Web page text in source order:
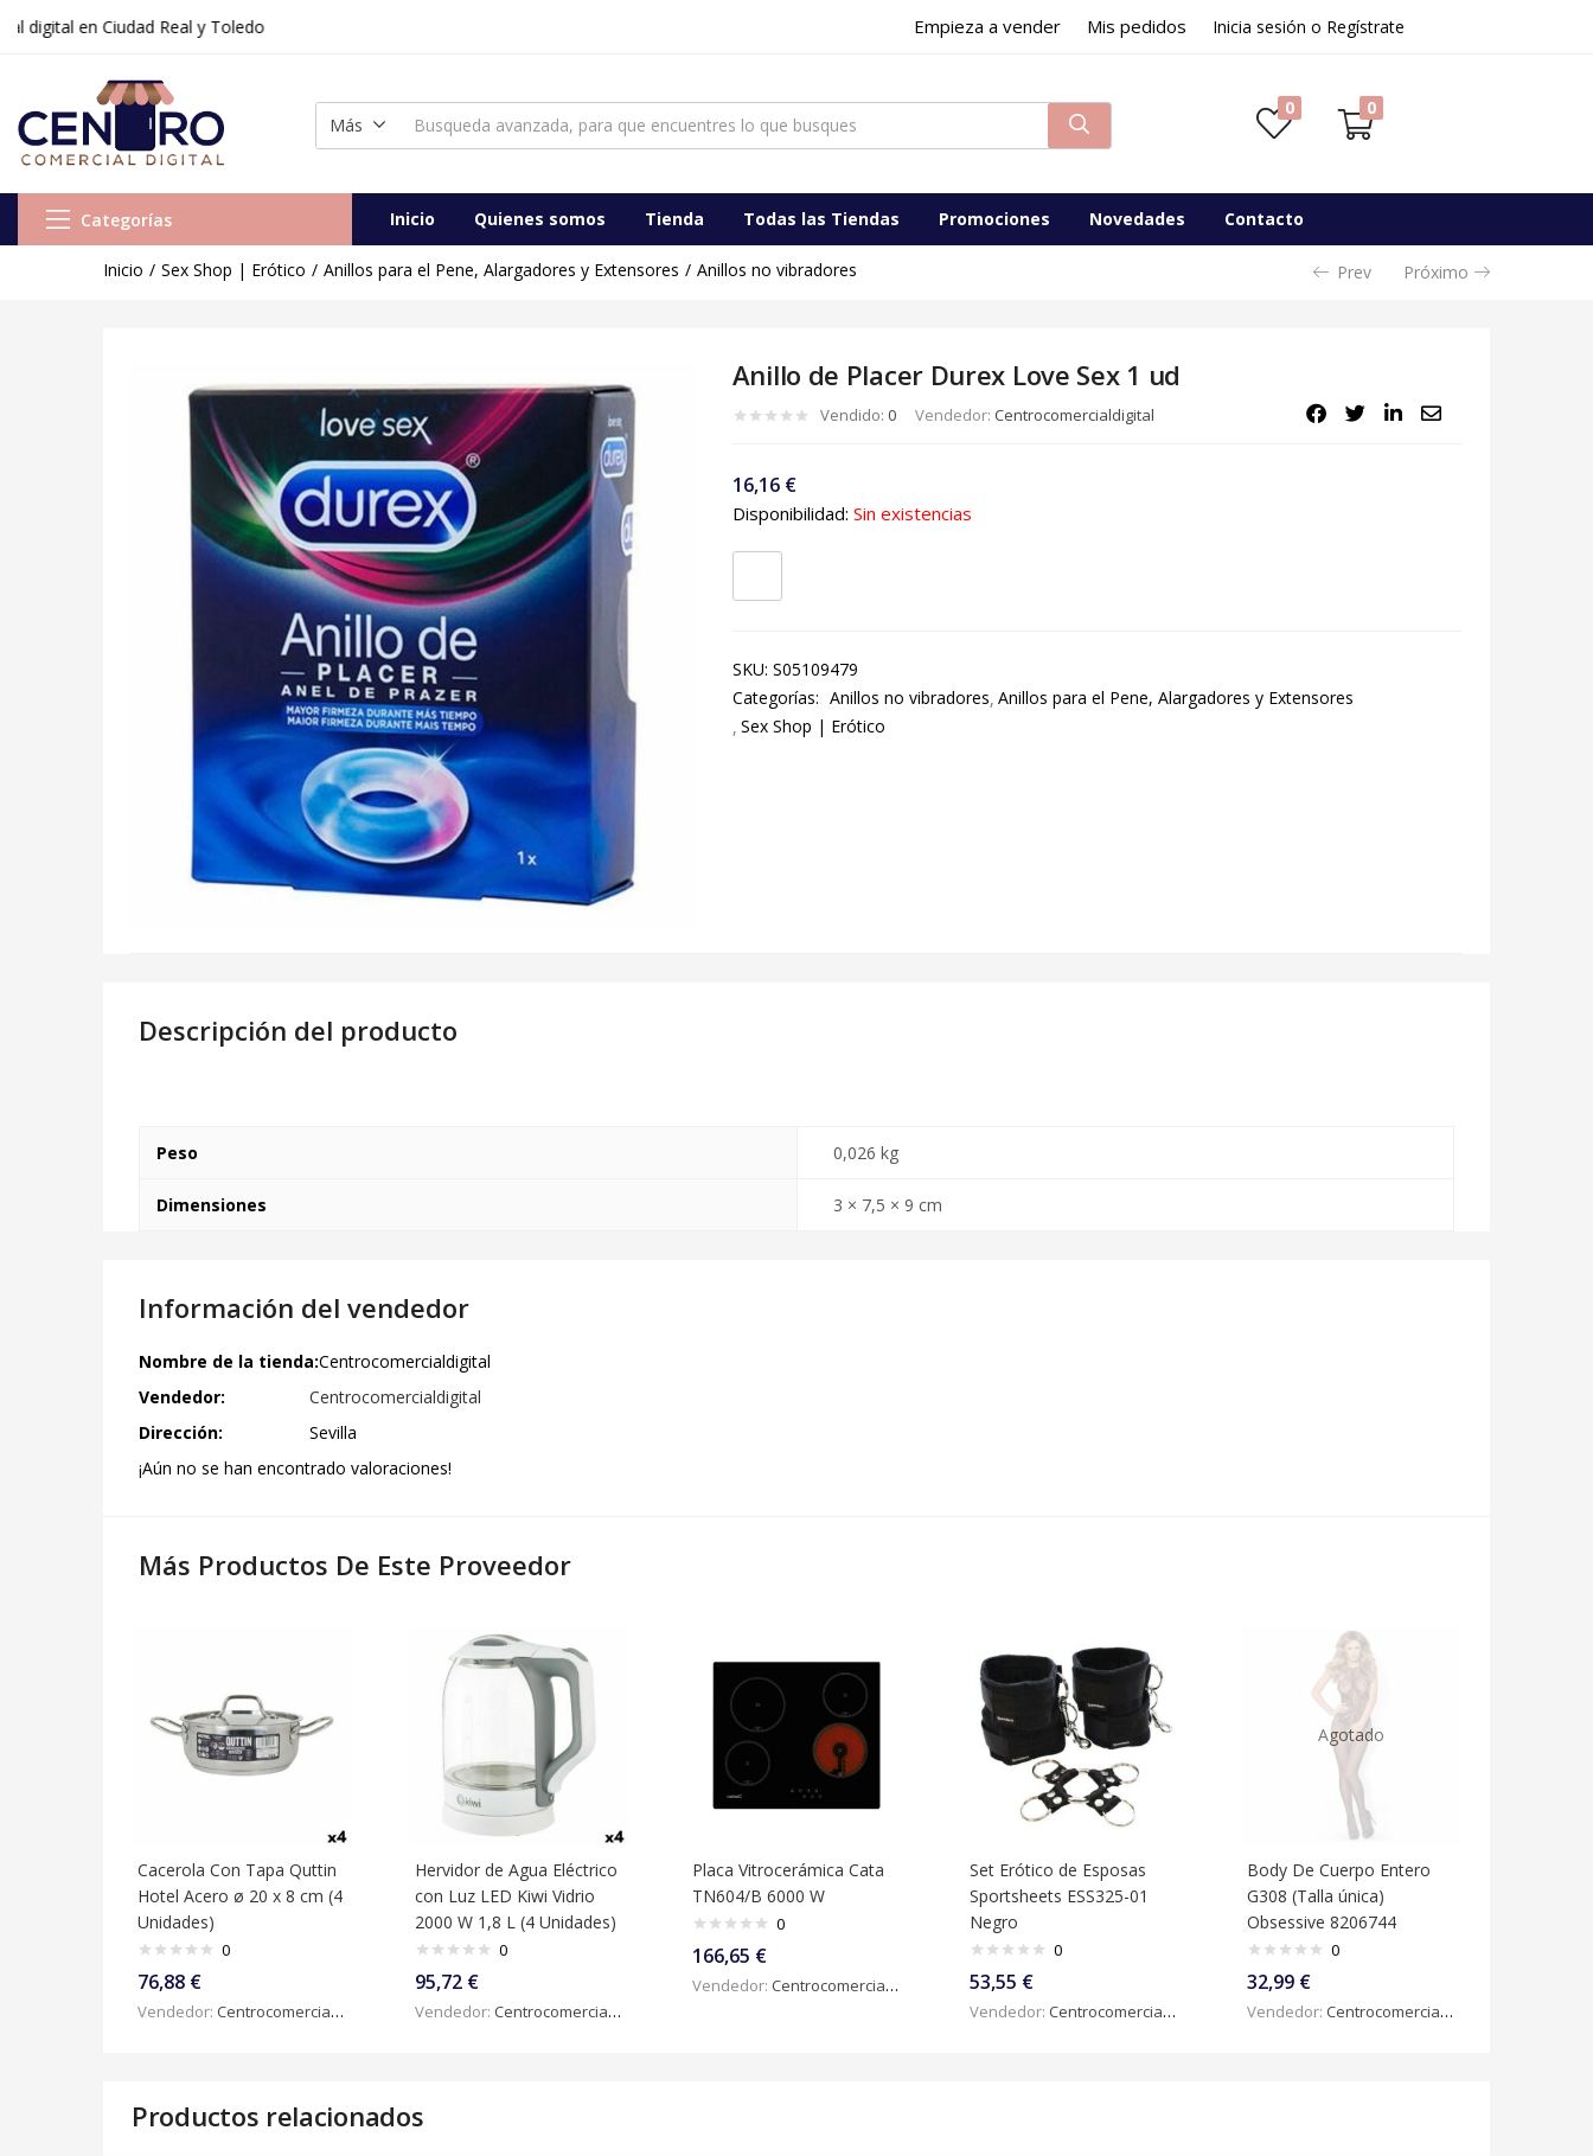
en Ciudad Real y Toledo Empieza a vender Mis pedidos Inicia sesión o Regístrate
Más
0 0
Categorías Inicio Quienes somos Tienda Todas las Tiendas Promociones Novedades Contacto
Inicio Sex Shop | Erótico Anillos para el Pene, Alargadores y Extensores Anillos no vibradores Prev Próximo
Anillo de Placer Durex Love Sex 1 ud
Anillo de Placer Durex Love Sex 1 ud
Vendido: 0 Vendedor: Centrocomercialdigital
16,16 €
Disponibilidad: Sin existencias
SKU: S05109479
Categorías: Anillos no vibradores Anillos para el Pene, Alargadores y Extensores
Sex Shop | Erótico
Descripción del producto
Peso 0,026 kg
Dimensiones 3 × 7,5 × 9 cm
Información del vendedor
Nombre de la tienda:Centrocomercialdigital
Vendedor:
Centrocomercialdigital
Dirección:
Sevilla
¡Aún no se han encontrado valoraciones!
Más Productos De Este Proveedor
Cacerola Con Tapa Quttin
Hotel Acero ø 20 x 8 cm (4
Unidades)
0
76,88 €
Vendedor: Centrocomercialdigital
Hervidor de Agua Eléctrico
con Luz LED Kiwi Vidrio
2000 W 1,8 L (4 Unidades)
0
95,72 €
Vendedor: Centrocomercialdigital
Placa Vitrocerámica Cata
TN604/B 6000 W
0
166,65 €
Vendedor: Centrocomercialdigital
Set Erótico de Esposas
Sportsheets ESS325-01
Negro
0
53,55 €
Vendedor: Centrocomercialdigital
Agotado
Body De Cuerpo Entero
G308 (Talla única)
Obsessive 8206744
0
32,99 €
Vendedor: Centrocomercialdigital
Productos relacionados